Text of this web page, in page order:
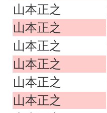
山本正之
山本正之
山本正之
山本正之
山本正之
山本正之